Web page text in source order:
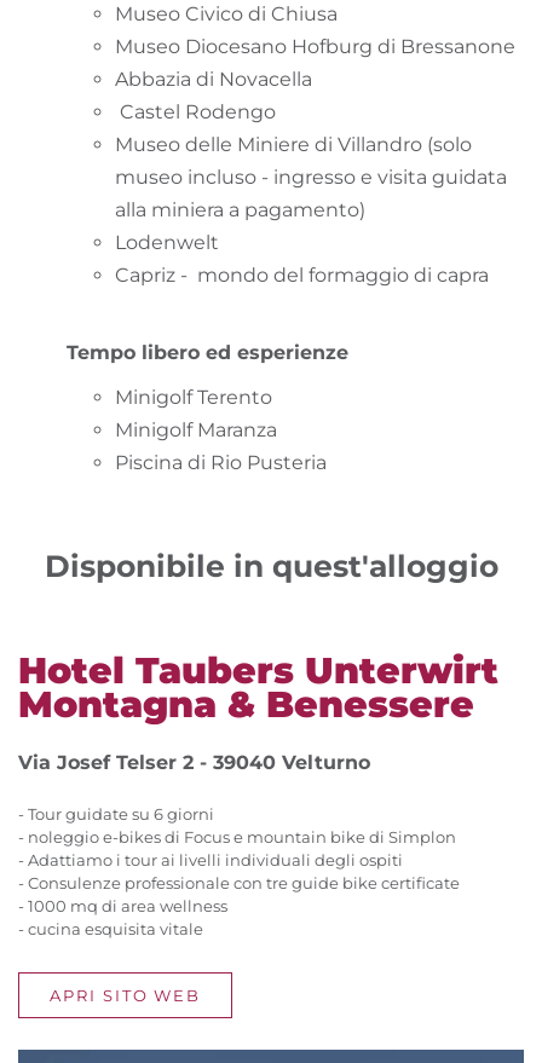
Museo Civico di Chiusa
Museo Diocesano Hofburg di Bressanone
Abbazia di Novacella
Castel Rodengo
Museo delle Miniere di Villandro (solo
museo incluso - ingresso e visita guidata
alla miniera a pagamento)
Lodenwelt
Capriz - mondo del formaggio di capra
Tempo libero ed esperienze
Minigolf Terento
Minigolf Maranza
Piscina di Rio Pusteria
Disponibile in quest'alloggio
Hotel Taubers Unterwirt
Montagna & Benessere
Via Josef Telser 2 - 39040 Velturno
- Tour guidate su 6 giorni
- noleggio e-bikes di Focus e mountain bike di Simplon
- Adattiamo i tour ai livelli individuali degli ospiti
- Consulenze professionale con tre guide bike certificate
- 1000 mq di area wellness
- cucina esquisita vitale
APRI SITO WEB